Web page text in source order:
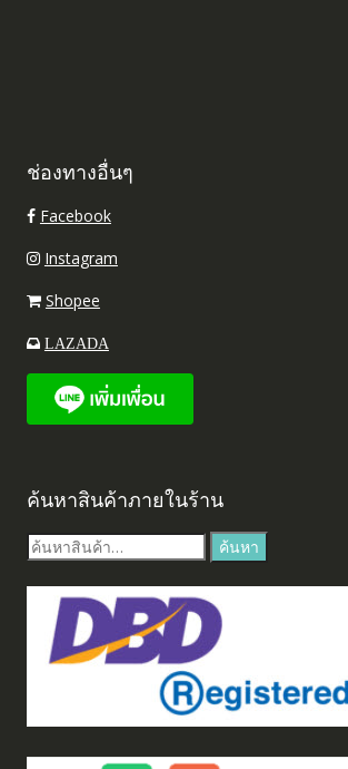
ช่องทางอื่นๆ
Facebook
Instagram
Shopee
LAZADA
ค้นหาสินค้าภายในร้าน
ค้นหา: ค้นหา